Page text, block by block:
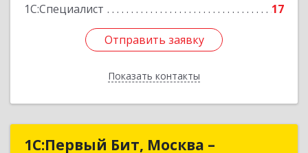
1С:Специалист
17
Отправить заявку
Показать контакты
Отправить заявку
Назад
1С:Первый Бит, Москва –
1С:Первый Бит, Москва –